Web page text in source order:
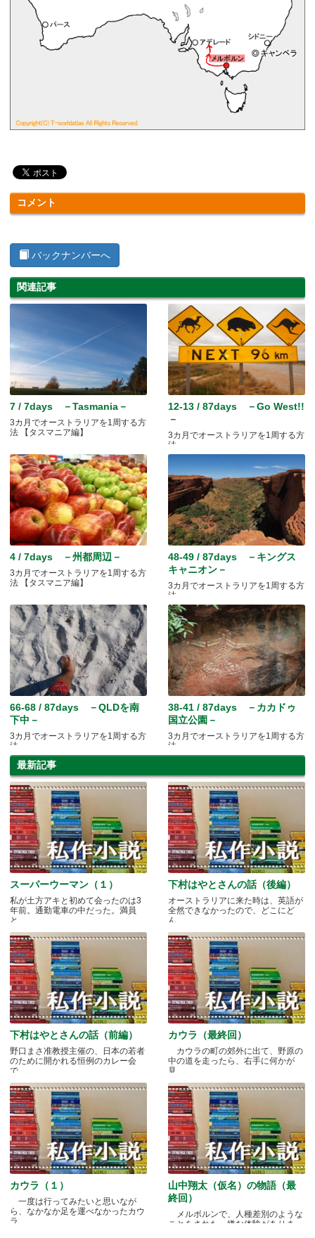
コメント
バックナンバーへ
関連記事
7 / 7days －Tasmania－
3カ月でオーストラリアを1周する方
法 【タスマニア編】
12-13 / 87days －Go West!!
－
3カ月でオーストラリアを1周する方
法
4 / 7days －州都周辺－
3カ月でオーストラリアを1周する方
法 【タスマニア編】
48-49 / 87days －キングス
キャニオン－
3カ月でオーストラリアを1周する方
法
66-68 / 87days －QLDを南
下中－
3カ月でオーストラリアを1周する方
法
38-41 / 87days －カカドゥ
国立公園－
3カ月でオーストラリアを1周する方
法
最新記事
スーパーウーマン（１）
私が土方アキと初めて会ったのは3
年前。通勤電車の中だった。満員
と.....
下村はやとさんの話（後編）
オーストラリアに来た時は、英語が
全然できなかったので、どこにど
ん.....
下村はやとさんの話（前編）
野口まさ准教授主催の、日本の若者
のために開かれる恒例のカレー会
で.....
カウラ（最終回）
カウラの町の郊外に出て、野原の
中の道を走ったら、右手に何かが
見.....
カウラ（１）
一度は行ってみたいと思いなが
ら、なかなか足を運べなかったカウ
ラ.....
山中翔太（仮名）の物語（最
終回）
メルボルンで、人種差別のような
ことをされた、嫌な体験がありま